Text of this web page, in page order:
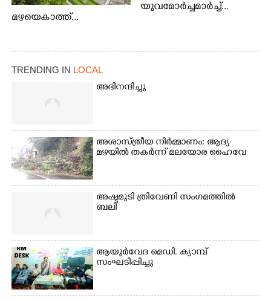
മഴയെകാത്ത്...
യുവമോർച്ചമാർച്ച്...
TRENDING IN LOCAL
അഭിനന്ദിച്ചു
അശാസ്ത്രീയ നിർമ്മാണം: ആദ്യ
മഴയിൽ തകർന്ന് മലയോര ഹൈവേ
അഷ്ടമുടി ത്രിവേണി സംഗമത്തിൽ
ബലി
ആയുർവേദ മെഡി. ക്യാമ്പ്
സംഘടിപ്പിച്ചു